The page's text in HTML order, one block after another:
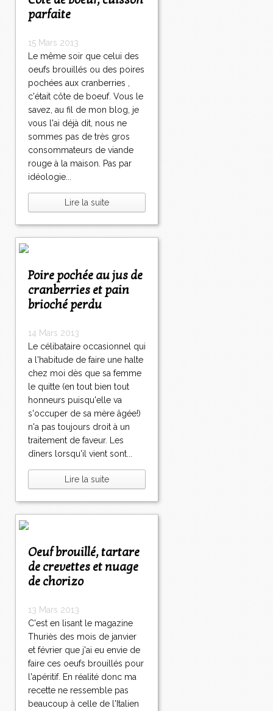
parfaite
15 Mars 2013
Le même soir que celui des
oeufs brouillés ou des poires
pochées aux cranberries ,
c'était côte de boeuf. Vous le
savez, au fil de mon blog, je
vous l'ai déjà dit, nous ne
sommes pas de très gros
consommateurs de viande
rouge à la maison. Pas par
idéologie...
Lire la suite
Poire pochée au jus de
cranberries et pain
brioché perdu
14 Mars 2013
Le célibataire occasionnel qui
a l'habitude de faire une halte
chez moi dès que sa femme
le quitte (en tout bien tout
honneurs puisqu'elle va
s'occuper de sa mère âgée!)
n'a pas toujours droit à un
traitement de faveur. Les
dîners lorsqu'il vient sont...
Lire la suite
Oeuf brouillé, tartare
de crevettes et nuage
de chorizo
13 Mars 2013
C'est en lisant le magazine
Thuriès des mois de janvier
et février que j'ai eu envie de
faire ces oeufs brouillés pour
l'apéritif. En réalité donc ma
recette ne ressemble pas
beaucoup à celle de l'Italien